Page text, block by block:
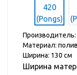
Производитель:
Материал:
Ширина: 130 см
Ширина